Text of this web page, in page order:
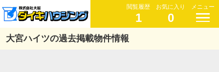
閲覧履歴
1
お気に入り
0
メニュー
大宮ハイツの過去掲載物件情報